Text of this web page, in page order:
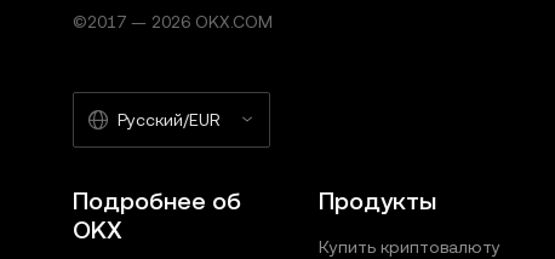
©2017 — 2026 OKX.COM
Русский/EUR
Подробнее об
OKX
Продукты
Купить криптовалюту